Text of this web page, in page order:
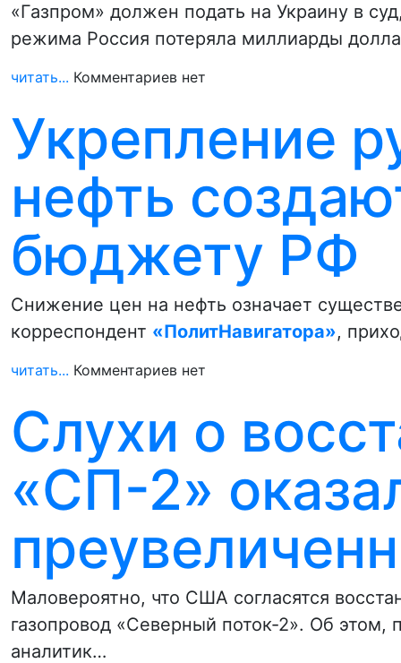
«Газпром» должен подать на Украину в
режима Россия потеряла миллиарды
читать... Комментариев нет
Укрепление
нефть
бюджету РФ
Снижение цен на нефть означает
корреспондент «ПолитНавигатора»,
читать... Комментариев нет
Слухи о
«СП-2»
Маловероятно, что США согласятся
газопровод «Северный поток-2». Об этом,
аналитик…